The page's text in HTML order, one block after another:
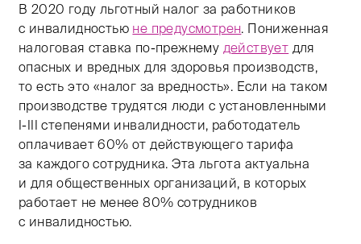
В 2020 году льготный налог за работников
с инвалидностью не предусмотрен. Пониженная
налоговая ставка по-прежнему действует для
опасных и вредных для здоровья производств,
то есть это «налог за вредность». Если на таком
производстве трудятся люди с установленными
I-III степенями инвалидности, работодатель
оплачивает 60% от действующего тарифа
за каждого сотрудника. Эта льгота актуальна
и для общественных организаций, в которых
работает не менее 80% сотрудников
с инвалидностью.